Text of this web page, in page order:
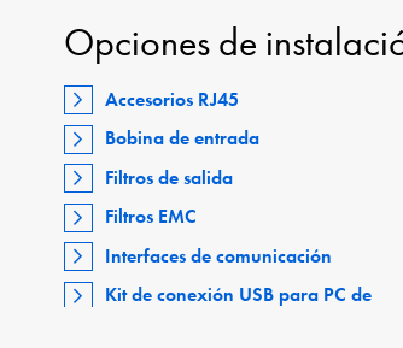
Opciones de
Accesorios RJ45
Bobina de entrada
Filtros de salida
Filtros EMC
Interfaces de comunicación
Kit de conexión USB para PC de